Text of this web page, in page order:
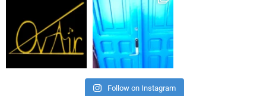
Follow on Instagram